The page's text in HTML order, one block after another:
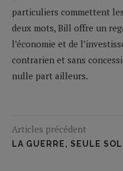
particuliers commettent
deux mots, Bill offre un
l’économie et de
contrarien et sans
nulle part ailleurs.
Articles précédent
LA GUERRE, SEULE